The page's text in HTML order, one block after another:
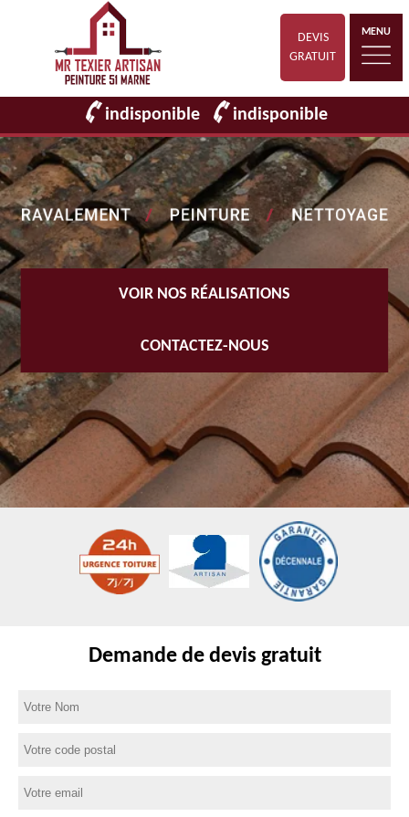
DEVIS
GRATUIT
MENU
indisponible indisponible
VOIR NOS RÉALISATIONS
CONTACTEZ-NOUS
Demande de devis gratuit